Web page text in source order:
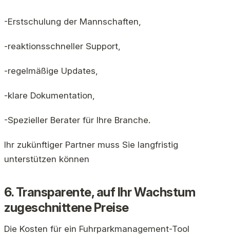
-Erstschulung der Mannschaften,
-reaktionsschneller Support,
-regelmäßige Updates,
-klare Dokumentation,
-Spezieller Berater für Ihre Branche.
Ihr zukünftiger Partner muss Sie langfristig
unterstützen können
6. Transparente, auf Ihr Wachstum
zugeschnittene Preise
Die Kosten für ein Fuhrparkmanagement-Tool